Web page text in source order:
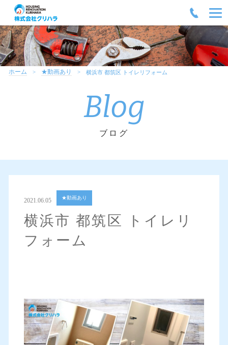
ホーム ★動画あり 横浜市 都筑区 トイレリフォーム
Blog
ブログ
2021.06.05 ★動画あり
横浜市 都筑区 トイレリ
フォーム